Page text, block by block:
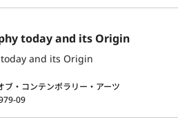
today and its Origin
and its Origin
ブ・コンテンポラリー・アーツ
09